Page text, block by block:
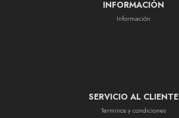
INFORMACIÓN
Información
SERVICIO AL CLIENTE
Terminos y condiciones